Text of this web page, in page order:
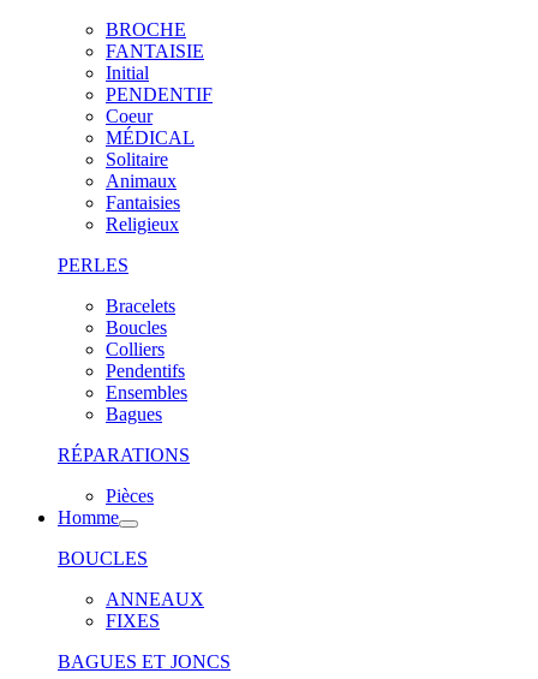
BROCHE
FANTAISIE
Initial
PENDENTIF
Coeur
MÉDICAL
Solitaire
Animaux
Fantaisies
Religieux
PERLES
Bracelets
Boucles
Colliers
Pendentifs
Ensembles
Bagues
RÉPARATIONS
Pièces
Homme
BOUCLES
ANNEAUX
FIXES
BAGUES ET JONCS